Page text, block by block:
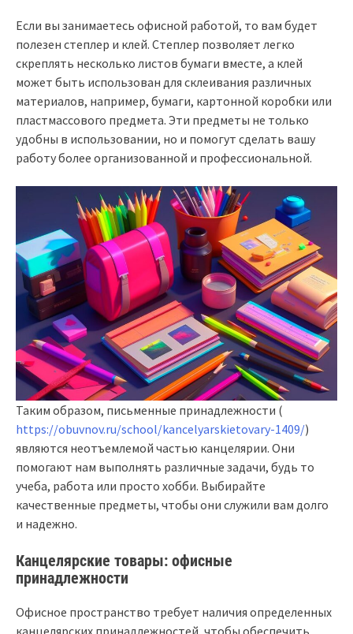
Если вы занимаетесь офисной работой, то вам будет
полезен степлер и клей. Степлер позволяет легко
скреплять несколько листов бумаги вместе, а клей
может быть использован для склеивания различных
материалов, например, бумаги, картонной коробки или
пластмассового предмета. Эти предметы не только
удобны в использовании, но и помогут сделать вашу
работу более организованной и профессиональной.
Таким образом, письменные принадлежности (
https://obuvnov.ru/school/kancelyarskietovary-1409/)
являются неотъемлемой частью канцелярии. Они
помогают нам выполнять различные задачи, будь то
учеба, работа или просто хобби. Выбирайте
качественные предметы, чтобы они служили вам долго
и надежно.
Канцелярские товары: офисные
принадлежности
Офисное пространство требует наличия определенных
канцелярских принадлежностей, чтобы обеспечить